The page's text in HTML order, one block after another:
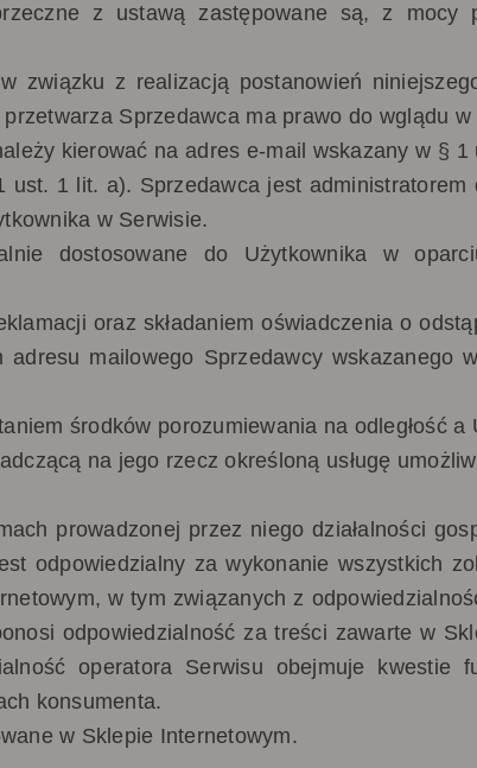
z ustawą zastępowane są, z mocy
związku z realizacją postanowień
Sprzedawca ma prawo do wglądu
kierować na adres e-mail wskazany w §
1 lit. a). Sprzedawca jest administratorem
w Serwisie.
dostosowane do Użytkownika w
oraz składaniem oświadczenia o
mailowego Sprzedawcy
środków porozumiewania na odległość
na jego rzecz określoną usługę
prowadzonej przez niego działalności
odpowiedzialny za wykonanie wszystkich
w tym związanych z
odpowiedzialność za treści zawarte w
operatora Serwisu obejmuje kwestie
konsumenta.
w Sklepie Internetowym.